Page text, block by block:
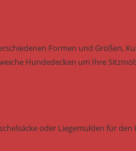
Formen und Größen,
Hundedecken um Ihre
oder Liegemulden für